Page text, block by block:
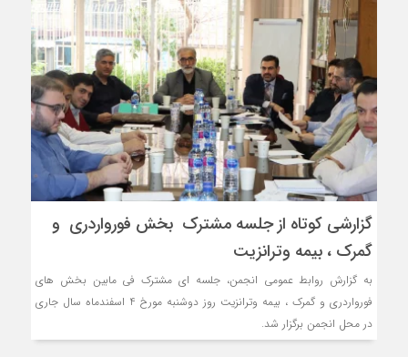
گزارشی کوتاه از جلسه مشترک بخش فورواردری و
گمرک ، بیمه وترانزیت
به گزارش روابط عمومی انجمن، جلسه ای مشترک فی مابین بخش های
فورواردری و گمرک ، بیمه وترانزیت روز دوشنبه مورخ 4 اسفندماه سال جاری
در محل انجمن برگزار شد.